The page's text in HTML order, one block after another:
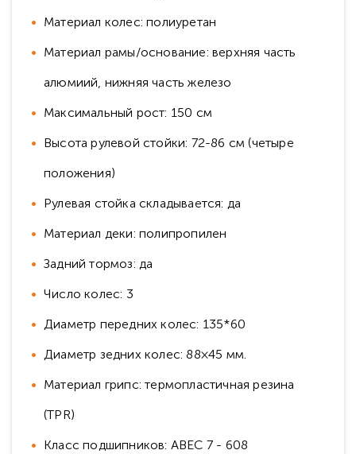
Материал колес: полиуретан
Материал рамы/основание: верхняя часть
алюмиий, нижняя часть железо
Максимальный рост: 150 см
Высота рулевой стойки: 72-86 см (четыре
положения)
Рулевая стойка складывается: да
Материал деки: полипропилен
Задний тормоз: да
Число колес: 3
Диаметр передних колес: 135*60
Диаметр зедних колес: 88×45 мм.
Материал грипс: термопластичная резина
(TPR)
Класс подшипников: ABEC 7 - 608